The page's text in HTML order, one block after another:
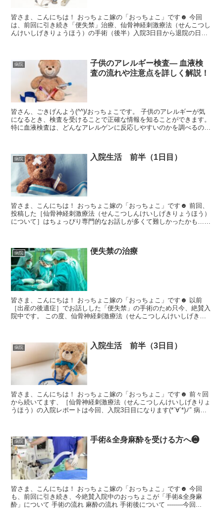
皆さま、こんにちは！ おっちょこ嫁の「おっちょこ」です☻ 今回
は、前回に引き続き「便失禁」治療、仙骨神経刺激療法（せんこつし
んけいしげきりょうほう）の手術（後半）入院3日目から退院の日ま
病院
子供のアレルギー検査— 血液検
査の流れや注意点を詳しく解説！
皆さん、ごきげんよう(^^)/おっちょこです。 子供のアレルギーが気
になるとき、検査を受けることで正確な情報を知ることができます。
特に血液検査は、どんなアレルゲンに反応しやすいのかを調べるのに
病院 入院生活 前半（1日目）
皆さま、こんにちは！ おっちょこ嫁の「おっちょこ」です☻ 前回、
投稿した［仙骨神経刺激療法（せんこつしんけいしげきりょうほう）
について］はちょっぴり専門的なお話しが多くて難しかったかも…で
病院 便失禁の治療
皆さま、こんにちは！ おっちょこ嫁の「おっちょこ」です☻ 以前
［出産の後遺症］でお話しした「便失禁」の手術のため只今、絶賛入
院中です。 この度、仙骨神経刺激療法（せんこつしんけいしげきり
病院 入院生活 前半（3日目）
皆さま、こんにちは！ おっちょこ嫁の「おっちょこ」です☻ 前々回
から続いてます、［仙骨神経刺激療法（せんこつしんけいしげきりょ
うほう）の入院レポートは今回、入院3日目になります(*´∀`*)ﾉ″ 病院
病院 手術&全身麻酔を受ける方へ❷
皆さま、こんにちは！ おっちょこ嫁の「おっちょこ」です☻ 今回
も、前回に引き続き、今絶賛入院中のおっちょこが「手術&全身麻
酔」について 手術の流れ 麻酔の流れ 手術後について --------今回...